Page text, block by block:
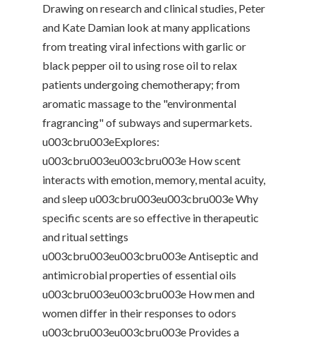
Drawing on research and clinical studies, Peter
and Kate Damian look at many applications
from treating viral infections with garlic or
black pepper oil to using rose oil to relax
patients undergoing chemotherapy; from
aromatic massage to the "environmental
fragrancing" of subways and supermarkets.
u003cbru003eExplores:
u003cbru003eu003cbru003e How scent
interacts with emotion, memory, mental acuity,
and sleep u003cbru003eu003cbru003e Why
specific scents are so effective in therapeutic
and ritual settings
u003cbru003eu003cbru003e Antiseptic and
antimicrobial properties of essential oils
u003cbru003eu003cbru003e How men and
women differ in their responses to odors
u003cbru003eu003cbru003e Provides a